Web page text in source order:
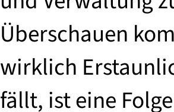
Überschauen
wirklich
fällt, ist eine